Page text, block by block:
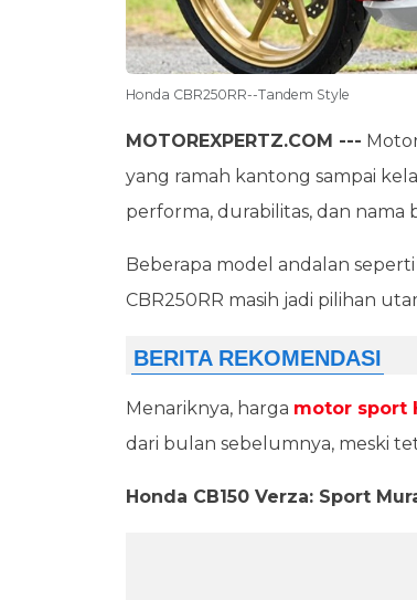
Honda CBR250RR--Tandem Style
MOTOREXPERTZ.COM ---
yang ramah kantong sampai
performa, durabilitas, dan nama
Beberapa model andalan seperti
CBR250RR masih jadi pilihan
Menariknya, harga motor sport
dari bulan sebelumnya, meski
Honda CB150 Verza: Sport